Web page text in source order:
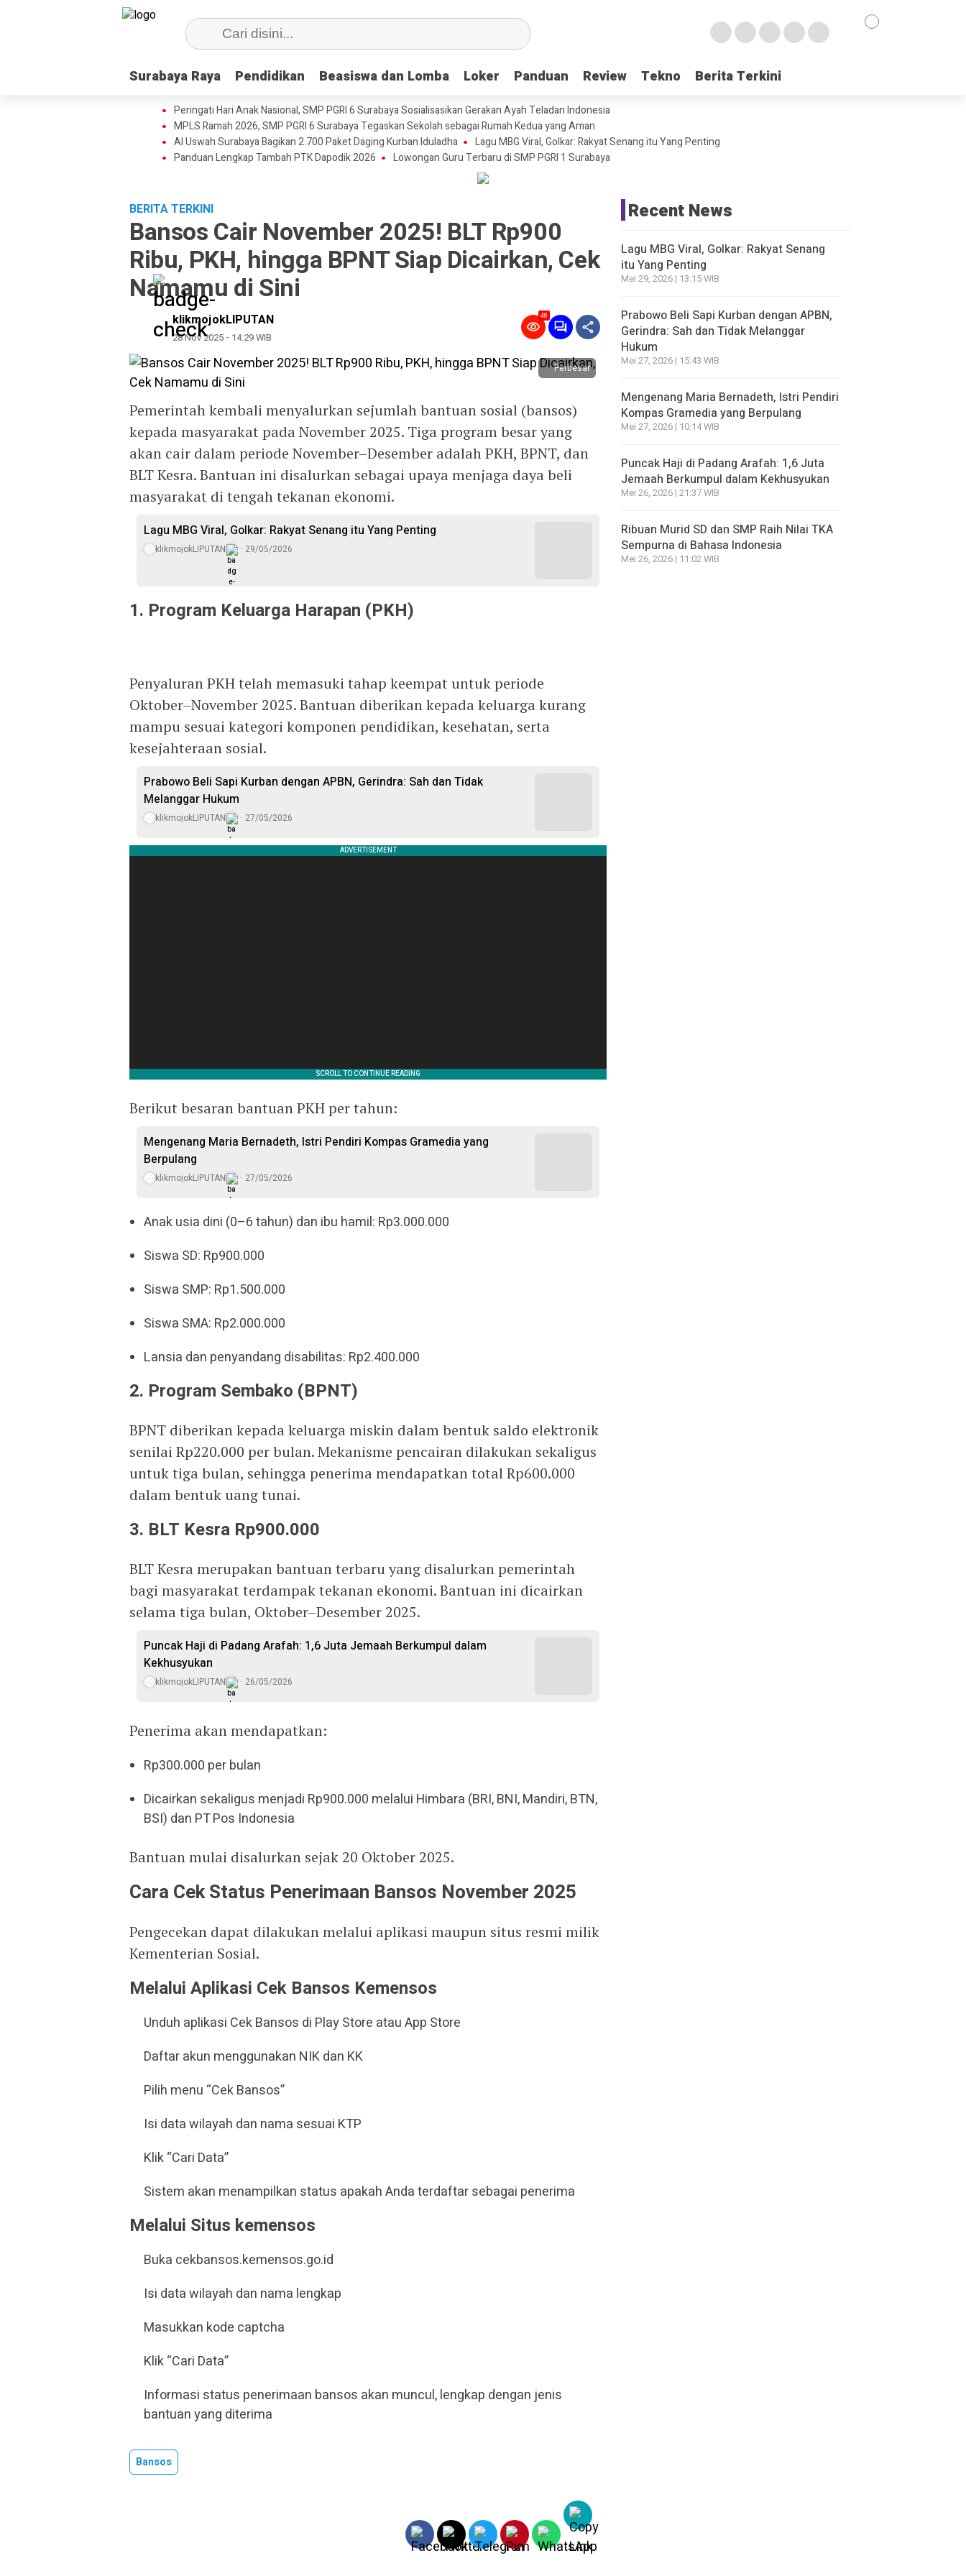
Surabaya Raya Pendidikan Beasiswa dan Lomba Loker Panduan Review Tekno Berita Terkini
Surabaya Raya Pendidikan Beasiswa dan Lomba Loker Panduan Review Tekno Berita Terkini
Peringati Hari Anak Nasional, SMP PGRI 6 Surabaya Sosialisasikan Gerakan Ayah Teladan Indonesia
MPLS Ramah 2026, SMP PGRI 6 Surabaya Tegaskan Sekolah sebagai Rumah Kedua yang Aman
Al Uswah Surabaya Bagikan 2.700 Paket Daging Kurban Iduladha
Lagu MBG Viral, Golkar: Rakyat Senang itu Yang Penting
Panduan Lengkap Tambah PTK Dapodik 2026
Lowongan Guru Terbaru di SMP PGRI 1 Surabaya
BERITA TERKINI
Bansos Cair November 2025! BLT Rp900
Ribu, PKH, hingga BPNT Siap Dicairkan, Cek
Namamu di Sini
klikmojokLIPUTAN
28 Nov 2025 - 14:29 WIB
48
Perbesar
Pemerintah kembali menyalurkan sejumlah bantuan sosial (bansos)
kepada masyarakat pada November 2025. Tiga program besar yang
akan cair dalam periode November–Desember adalah PKH, BPNT, dan
BLT Kesra. Bantuan ini disalurkan sebagai upaya menjaga daya beli
masyarakat di tengah tekanan ekonomi.
Lagu MBG Viral, Golkar: Rakyat Senang itu Yang Penting
klikmojokLIPUTAN 29/05/2026
1. Program Keluarga Harapan (PKH)
Penyaluran PKH telah memasuki tahap keempat untuk periode
Oktober–November 2025. Bantuan diberikan kepada keluarga kurang
mampu sesuai kategori komponen pendidikan, kesehatan, serta
kesejahteraan sosial.
Prabowo Beli Sapi Kurban dengan APBN, Gerindra: Sah dan Tidak
Melanggar Hukum
klikmojokLIPUTAN 27/05/2026
Berikut besaran bantuan PKH per tahun:
Mengenang Maria Bernadeth, Istri Pendiri Kompas Gramedia yang
Berpulang
klikmojokLIPUTAN 27/05/2026
Anak usia dini (0–6 tahun) dan ibu hamil: Rp3.000.000
Siswa SD: Rp900.000
Siswa SMP: Rp1.500.000
Siswa SMA: Rp2.000.000
Lansia dan penyandang disabilitas: Rp2.400.000
2. Program Sembako (BPNT)
BPNT diberikan kepada keluarga miskin dalam bentuk saldo elektronik
senilai Rp220.000 per bulan. Mekanisme pencairan dilakukan sekaligus
untuk tiga bulan, sehingga penerima mendapatkan total Rp600.000
dalam bentuk uang tunai.
3. BLT Kesra Rp900.000
BLT Kesra merupakan bantuan terbaru yang disalurkan pemerintah
bagi masyarakat terdampak tekanan ekonomi. Bantuan ini dicairkan
selama tiga bulan, Oktober–Desember 2025.
Puncak Haji di Padang Arafah: 1,6 Juta Jemaah Berkumpul dalam
Kekhusyukan
klikmojokLIPUTAN 26/05/2026
Penerima akan mendapatkan:
Rp300.000 per bulan
Dicairkan sekaligus menjadi Rp900.000 melalui Himbara (BRI, BNI, Mandiri, BTN,
BSI) dan PT Pos Indonesia
Bantuan mulai disalurkan sejak 20 Oktober 2025.
Cara Cek Status Penerimaan Bansos November 2025
Pengecekan dapat dilakukan melalui aplikasi maupun situs resmi milik
Kementerian Sosial.
Melalui Aplikasi Cek Bansos Kemensos
Unduh aplikasi Cek Bansos di Play Store atau App Store
Daftar akun menggunakan NIK dan KK
Pilih menu “Cek Bansos”
Isi data wilayah dan nama sesuai KTP
Klik “Cari Data”
Sistem akan menampilkan status apakah Anda terdaftar sebagai penerima
Melalui Situs kemensos
Buka cekbansos.kemensos.go.id
Isi data wilayah dan nama lengkap
Masukkan kode captcha
Klik “Cari Data”
Informasi status penerimaan bansos akan muncul, lengkap dengan jenis
bantuan yang diterima
Bansos
Recent News
Lagu MBG Viral, Golkar: Rakyat Senang
itu Yang Penting
Mei 29, 2026 | 13:15 WIB
Prabowo Beli Sapi Kurban dengan APBN,
Gerindra: Sah dan Tidak Melanggar
Hukum
Mei 27, 2026 | 15:43 WIB
Mengenang Maria Bernadeth, Istri Pendiri
Kompas Gramedia yang Berpulang
Mei 27, 2026 | 10:14 WIB
Puncak Haji di Padang Arafah: 1,6 Juta
Jemaah Berkumpul dalam Kekhusyukan
Mei 26, 2026 | 21:37 WIB
Ribuan Murid SD dan SMP Raih Nilai TKA
Sempurna di Bahasa Indonesia
Mei 26, 2026 | 11:02 WIB